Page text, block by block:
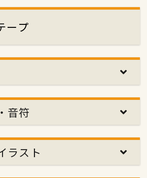
ープ
音符
ラスト